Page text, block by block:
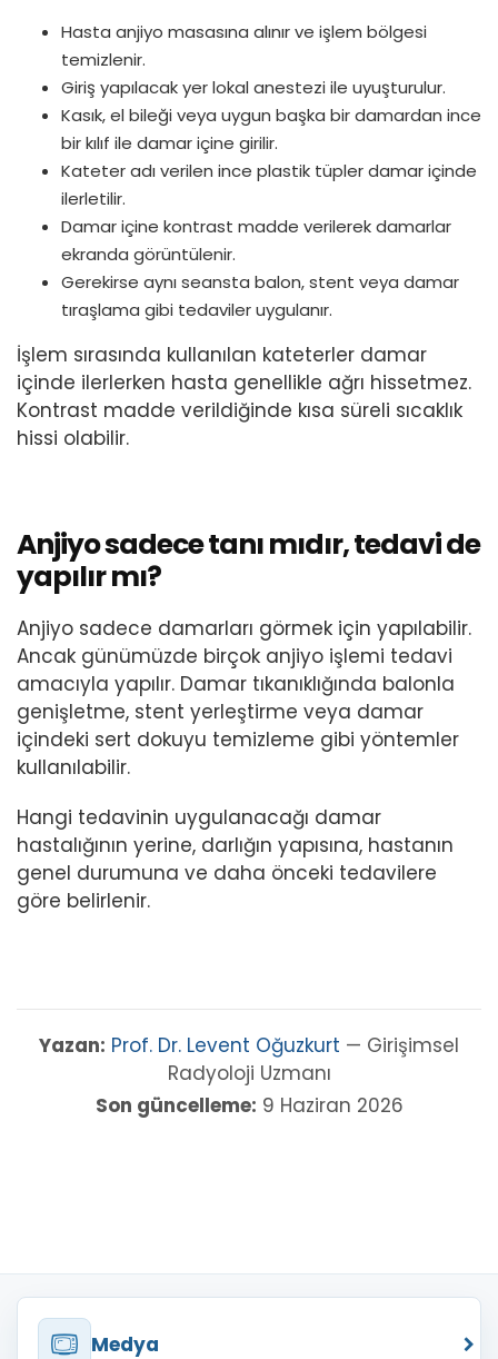
Hasta anjiyo masasına alınır ve işlem bölgesi
temizlenir.
Giriş yapılacak yer lokal anestezi ile uyuşturulur.
Kasık, el bileği veya uygun başka bir damardan ince
bir kılıf ile damar içine girilir.
Kateter adı verilen ince plastik tüpler damar içinde
ilerletilir.
Damar içine kontrast madde verilerek damarlar
ekranda görüntülenir.
Gerekirse aynı seansta balon, stent veya damar
tıraşlama gibi tedaviler uygulanır.
İşlem sırasında kullanılan kateterler damar
içinde ilerlerken hasta genellikle ağrı hissetmez.
Kontrast madde verildiğinde kısa süreli sıcaklık
hissi olabilir.
Anjiyo sadece tanı mıdır, tedavi de
yapılır mı?
Anjiyo sadece damarları görmek için yapılabilir.
Ancak günümüzde birçok anjiyo işlemi tedavi
amacıyla yapılır. Damar tıkanıklığında balonla
genişletme, stent yerleştirme veya damar
içindeki sert dokuyu temizleme gibi yöntemler
kullanılabilir.
Hangi tedavinin uygulanacağı damar
hastalığının yerine, darlığın yapısına, hastanın
genel durumuna ve daha önceki tedavilere
göre belirlenir.
Yazan: Prof. Dr. Levent Oğuzkurt — Girişimsel
Radyoloji Uzmanı
Son güncelleme: 9 Haziran 2026
Medya